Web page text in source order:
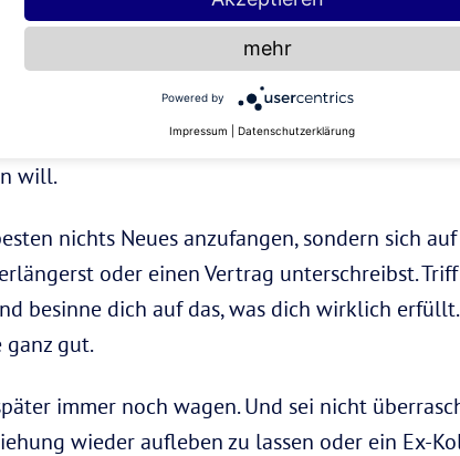
im Sommer: sie geschieht zur Zeit der
Effekte des rückläufigen Merkurs auf
uns, auch komplizierte Situationen intuitiv
will.
nichts Neues anzufangen, sondern sich
oder einen Vertrag unterschreibst.
besinne dich auf das, was dich wirklich
ganz gut.
immer noch wagen. Und sei nicht
wieder aufleben zu lassen oder ein Ex-
mehr
Powered by
Impressum Datenschutzerklärung